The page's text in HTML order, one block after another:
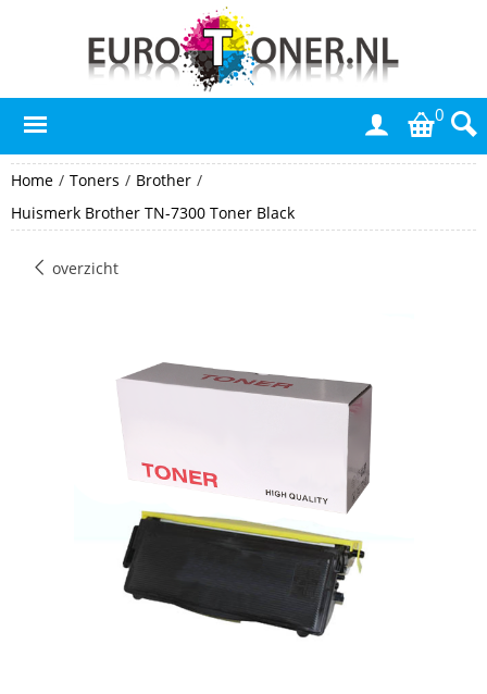
0
Home / Toners / Brother /
Huismerk Brother TN-7300 Toner Black
overzicht